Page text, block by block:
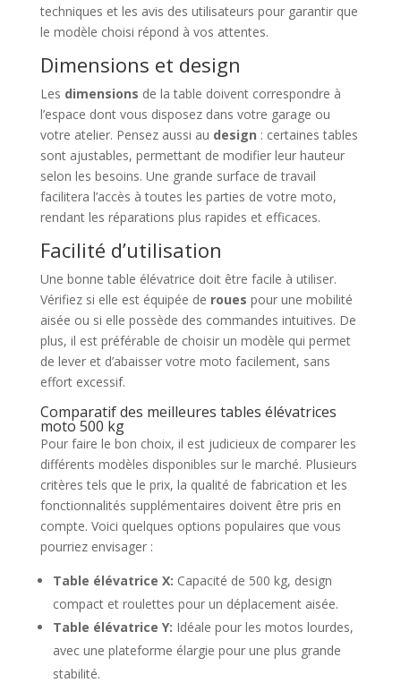
techniques et les avis des utilisateurs pour garantir que
le modèle choisi répond à vos attentes.
Dimensions et design
Les dimensions de la table doivent correspondre à
l’espace dont vous disposez dans votre garage ou
votre atelier. Pensez aussi au design : certaines tables
sont ajustables, permettant de modifier leur hauteur
selon les besoins. Une grande surface de travail
facilitera l’accès à toutes les parties de votre moto,
rendant les réparations plus rapides et efficaces.
Facilité d’utilisation
Une bonne table élévatrice doit être facile à utiliser.
Vérifiez si elle est équipée de roues pour une mobilité
aisée ou si elle possède des commandes intuitives. De
plus, il est préférable de choisir un modèle qui permet
de lever et d’abaisser votre moto facilement, sans
effort excessif.
Comparatif des meilleures tables élévatrices
moto 500 kg
Pour faire le bon choix, il est judicieux de comparer les
différents modèles disponibles sur le marché. Plusieurs
critères tels que le prix, la qualité de fabrication et les
fonctionnalités supplémentaires doivent être pris en
compte. Voici quelques options populaires que vous
pourriez envisager :
Table élévatrice X: Capacité de 500 kg, design
compact et roulettes pour un déplacement aisée.
Table élévatrice Y: Idéale pour les motos lourdes,
avec une plateforme élargie pour une plus grande
stabilité.